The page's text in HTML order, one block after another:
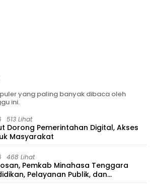
yang paling banyak dibaca oleh
ini.
513 Lihat
Dorong Pemerintahan Digital, Akses
Masyarakat
468 Lihat
Pemkab Minahasa Tenggara
Pelayanan Publik, dan